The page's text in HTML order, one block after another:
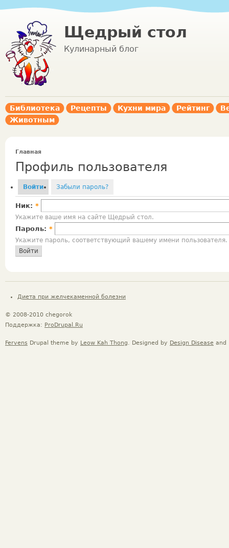
Щедрый стол
Кулинарный блог
Библиотека Рецепты Кухни мира Рейтинг
Животным
Главная
Профиль пользователя
Войти Забыли пароль?
Ник: *
Укажите ваше имя на сайте Щедрый стол.
Пароль: *
Укажите пароль, соответствующий вашему имени пользователя.
Диета при желчекаменной болезни
© 2008-2010 chegorok
Поддержка: ProDrupal.Ru
Fervens Drupal theme by Leow Kah Thong. Designed by Design Disease and